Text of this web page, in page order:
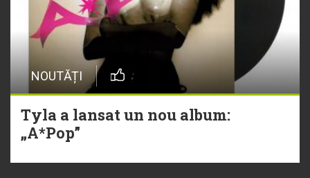
NOUTĂȚI
Tyla a lansat un nou album:
„A*Pop”